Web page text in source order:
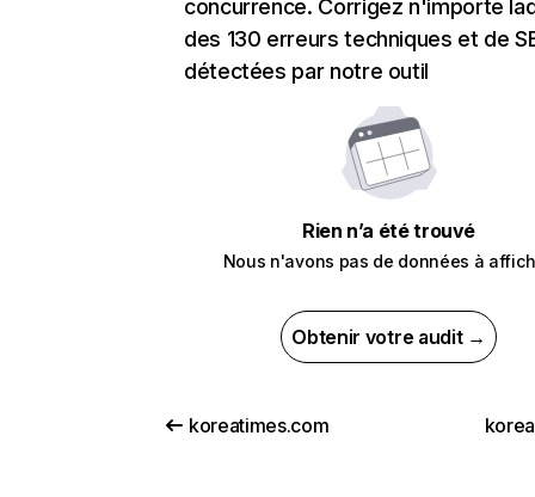
concurrence. Corrigez n'importe
des 130 erreurs techniques et de
détectées par notre outil
Rien n’a été trouvé
Nous n'avons pas de données à
Obtenir votre audit →
koreatimes.com